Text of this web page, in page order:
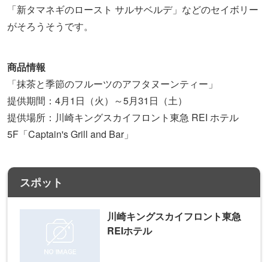
「新タマネギのロースト サルサベルデ」などのセイボリー
がそろうそうです。
商品情報
「抹茶と季節のフルーツのアフタヌーンティー」
提供期間：4月1日（火）～5月31日（土）
提供場所：川崎キングスカイフロント東急 REI ホテル
5F「Captain's Grill and Bar」
スポット
川崎キングスカイフロント東急
REIホテル